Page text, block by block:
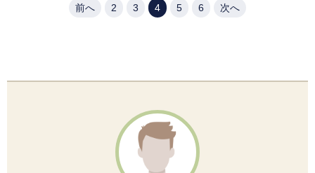
前へ 2 3 4 5 6 次へ